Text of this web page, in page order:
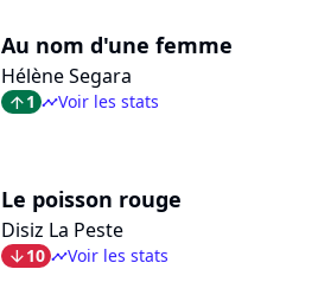
Au nom d'une femme
Hélène Segara
arrow_top1 timelineVoir les stats
Le poisson rouge
Disiz La Peste
arrow_bot10 timelineVoir les stats